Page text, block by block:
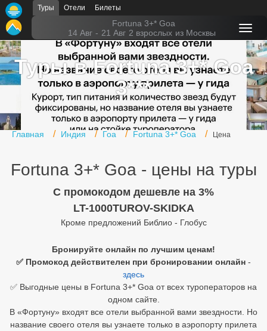
Туры Отели Билеты
Fortuna 3+* Goa
14 Авг - 21 Авг 2 взрослых из Москвы
Туры в Fortuna 3+* Goa
3***
Главная Индия Гоа Fortuna 3+* Goa Цена
Fortuna 3+* Goa - цены на туры
C промокодом дешевле на 3%
LT-1000TUROV-SKIDKA
Кроме предложений Библио - Глобус
Бронируйте онлайн по лучшим ценам!
✅ Промокод действителен при бронировании онлайн -
здесь
✅ Выгодные цены в Fortuna 3+* Goa от всех туроператоров на
одном сайте.
В «Фортуну» входят все отели выбранной вами звездности. Но
название своего отеля вы узнаете только в аэропорту прилета
Главная
Горящие туры
Туры в Турцию
Туры в Египет
Туры в ОАЭ
Помощь
Подборки отелей
ОАЭ
Египет
Куба